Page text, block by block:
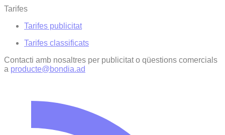
Tarifes
Tarifes publicitat
Tarifes classificats
Contacti amb nosaltres per publicitat o qüestions comercials
a producte@bondia.ad